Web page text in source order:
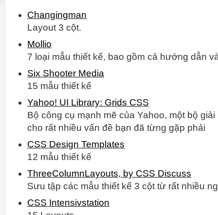
Changingman
Layout 3 cột.
Mollio
7 loại mẫu thiết kế, bao gồm cả hướng dẫn
Six Shooter Media
15 mẫu thiết kế
Yahoo! UI Library: Grids CSS
Bộ công cụ mạnh mẽ của Yahoo, một bộ
cho rất nhiều vấn đề bạn đã từng gặp phải
CSS Design Templates
12 mẫu thiết kế
ThreeColumnLayouts, by CSS Discuss
Sưu tập các mẫu thiết kế 3 cột từ rất nhiều
CSS Intensivstation